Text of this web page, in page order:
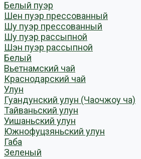
Белый пуэр
Шен пуэр прессованный
Шу пуэр прессованный
Шу пуэр рассыпной
Шэн пуэр рассыпной
Белый
Вьетнамский чай
Краснодарский чай
Улун
Гуандунский улун (Чаочжоу ча)
Тайваньский улун
Уишаньский улун
Южнофуцзяньский улун
Габа
Зеленый